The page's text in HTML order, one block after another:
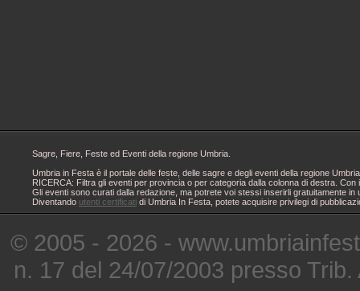
Sagre, Fiere, Feste ed Eventi della regione Umbria.
Umbria in Festa è il portale delle feste, delle sagre e degli eventi della regione
RICERCA: Filtra gli eventi per provincia o per categoria dalla colonna di destra.
Gli eventi sono curati dalla redazione, ma potrete voi stessi inserirli gratuitamente
Diventando utenti certificati di Umbria In Festa, potete acquisire privilegi di
© 2005 - 2026 -
n. 17 del 24/07/2003 presso